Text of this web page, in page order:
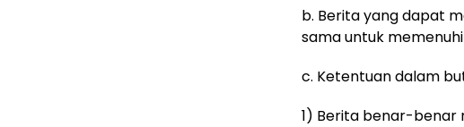
b. Berita yang dapat
sama untuk
c. Ketentuan dalam
1) Berita benar-benar